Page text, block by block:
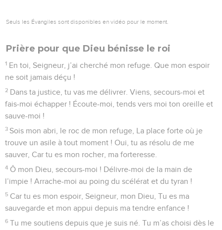
Seuls les Évangiles sont disponibles en vidéo pour le moment.
Prière pour que Dieu bénisse le roi
1 En toi, Seigneur, j’ai cherché mon refuge. Que mon espoir
ne soit jamais déçu !
2 Dans ta justice, tu vas me délivrer. Viens, secours-moi et
fais-moi échapper ! Écoute-moi, tends vers moi ton oreille et
sauve-moi !
3 Sois mon abri, le roc de mon refuge, La place forte où je
trouve un asile à tout moment ! Oui, tu as résolu de me
sauver, Car tu es mon rocher, ma forteresse.
4 Ô mon Dieu, secours-moi ! Délivre-moi de la main de
l’impie ! Arrache-moi au poing du scélérat et du tyran !
5 Car tu es mon espoir, Seigneur, mon Dieu, Tu es ma
sauvegarde et mon appui depuis ma tendre enfance !
6 Tu me soutiens depuis que je suis né. Tu m’as choisi dès le